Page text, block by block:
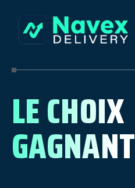
LE CHOIX
GAGNANT